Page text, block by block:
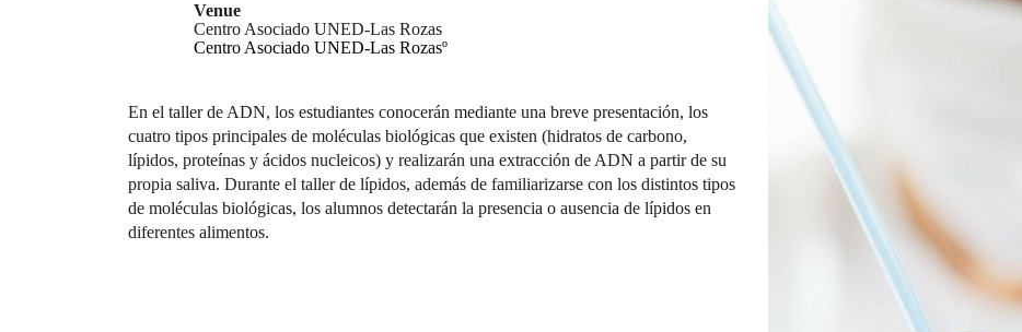
Venue
Centro Asociado UNED-Las Rozas
Centro Asociado UNED-Las Rozasº
En el taller de ADN, los estudiantes conocerán mediante una breve presentación, los
cuatro tipos principales de moléculas biológicas que existen (hidratos de carbono,
lípidos, proteínas y ácidos nucleicos) y realizarán una extracción de ADN a partir de su
propia saliva. Durante el taller de lípidos, además de familiarizarse con los distintos tipos
de moléculas biológicas, los alumnos detectarán la presencia o ausencia de lípidos en
diferentes alimentos.